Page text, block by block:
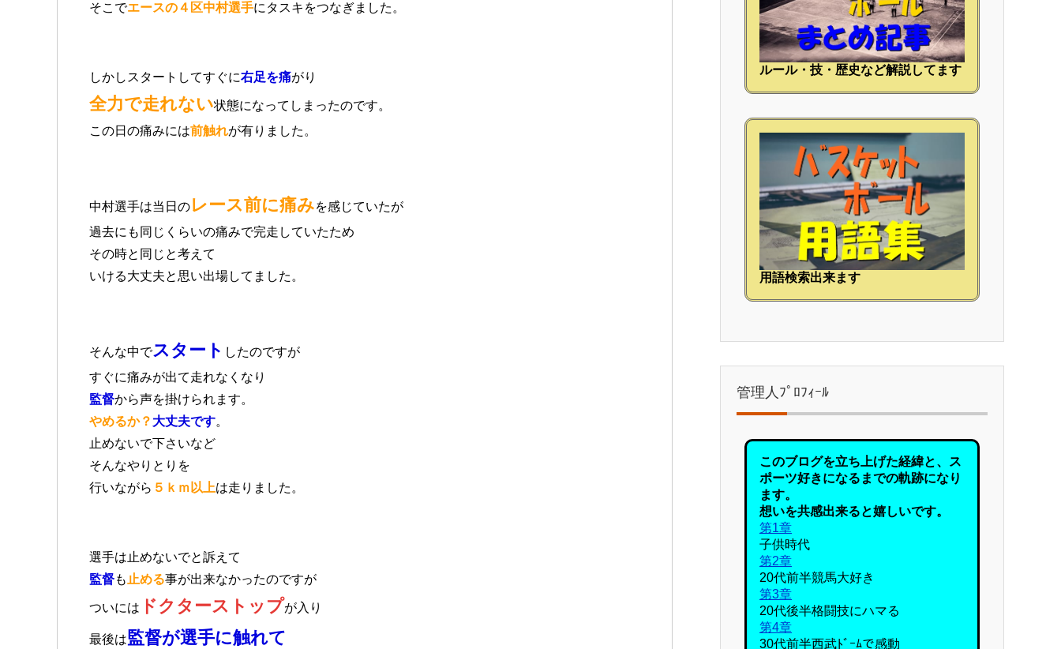
そこでエースの４区中村選手にタスキをつなぎました。
しかしスタートしてすぐに右足を痛がり
全力で走れない状態になってしまったのです。
この日の痛みには前触れが有りました。
中村選手は当日のレース前に痛みを感じていたが
過去にも同じくらいの痛みで完走していたため
その時と同じと考えて
いける大丈夫と思い出場してました。
そんな中でスタート したのですが
すぐに痛みが出て走れなくなり
監督から声を掛けられます。
やめるか？ 大丈夫です。
止めないで下さいなど
そんなやりとりを
行いながら ５ｋｍ以上は走りました。
選手は止めないでと訴えて
監督も 止める事が出来なかったのですが
ついには ドクターストップが入り
最後は監督が選手に触れて
ルール・技・歴史など解説してます
用語検索出来ます
管理人ﾌﾟﾛﾌｨｰﾙ
このブログを立ち上げた経緯と、ス
ポーツ好きになるまでの軌跡になり
ます。
想いを共感出来ると嬉しいです。
第1章
子供時代
第2章
20代前半競馬大好き
第3章
20代後半格闘技にハマる
第4章
30代前半西武ﾄﾞｰﾑで感動